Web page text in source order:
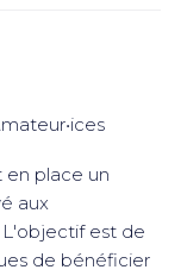
en place un
aux
L'objectif est de
de bénéficier